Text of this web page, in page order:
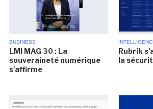
BUSINESS
LMI MAG 30 : La
souveraineté numérique
s'affirme
Rubrik
la